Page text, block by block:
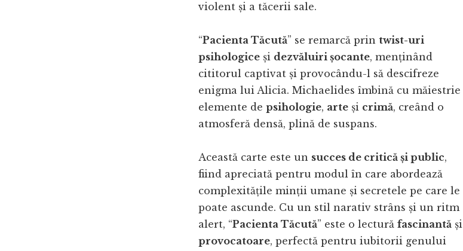
violent și a tăcerii sale.
“Pacienta Tăcută” se remarcă prin twist-uri
psihologice și dezvăluiri șocante, menținând
cititorul captivat și provocându-l să descifreze
enigma lui Alicia. Michaelides îmbină cu măiestrie
elemente de psihologie, arte și crimă, creând o
atmosferă densă, plină de suspans.
Această carte este un succes de critică și public,
fiind apreciată pentru modul în care abordează
complexitățile minții umane și secretele pe care le
poate ascunde. Cu un stil narativ strâns și un ritm
alert, “Pacienta Tăcută” este o lectură fascinantă și
provocatoare, perfectă pentru iubitorii genului